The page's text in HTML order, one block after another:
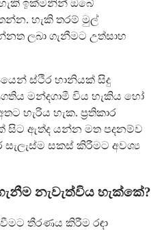
ඉක්මනින් ඔබේ
හැකි තරම් මුල්
ලබා ගැනීමට උත්සාහ
ස්ථිර හානියක් සිදු
මන්දගාමී විය හැකිය හෝ
හැරිය හැක. ප්‍රතිකාර
සිට ඇත්ද යන්න මත පදනම්ව
සැලැස්ම සකස් කිරීමට අවශ්‍ය
නැවැත්විය හැක්කේ?
තීරණය කිරීම රඳා